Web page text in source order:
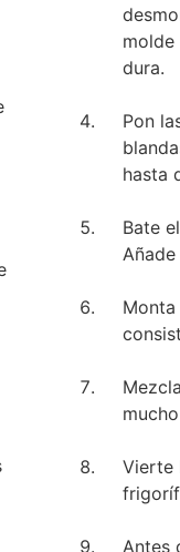
dura.
Pon
hasta
Bate
Vierte
Antes